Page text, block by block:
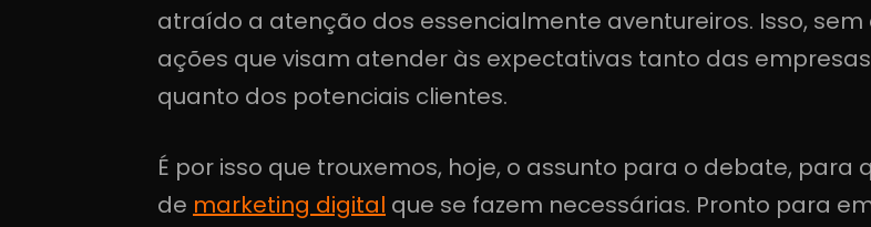
atraído a atenção dos essencialmente aventureiros. Isso,
ações que visam atender às expectativas tanto das
quanto dos potenciais clientes.
É por isso que trouxemos, hoje, o assunto para o debate,
de marketing digital que se fazem necessárias. Pronto para